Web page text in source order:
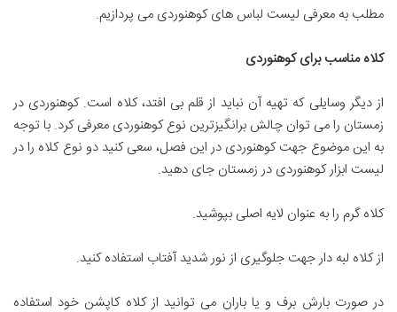
مطلب به معرفی لیست لباس های کوهنوردی می پردازیم.
کلاه مناسب برای کوهنوردی
از دیگر وسایلی که تهیه آن نباید از قلم بی افتد، کلاه است. کوهنوردی در
زمستان را می توان چالش برانگیزترین نوع کوهنوردی معرفی کرد. با توجه
به این موضوع جهت کوهنوردی در این فصل، سعی کنید دو نوع کلاه را در
لیست ابزار کوهنوردی در زمستان جای دهید.
کلاه گرم را به عنوان لایه اصلی بپوشید.
از کلاه لبه دار جهت جلوگیری از نور شدید آفتاب استفاده کنید.
در صورت بارش برف و یا باران می توانید از کلاه کاپشن خود استفاده